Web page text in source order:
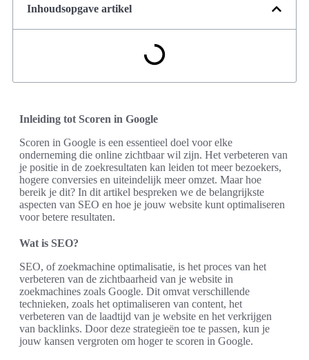
Inhoudsopgave artikel
Inleiding tot Scoren in Google
Scoren in Google is een essentieel doel voor elke
onderneming die online zichtbaar wil zijn. Het verbeteren van
je positie in de zoekresultaten kan leiden tot meer bezoekers,
hogere conversies en uiteindelijk meer omzet. Maar hoe
bereik je dit? In dit artikel bespreken we de belangrijkste
aspecten van SEO en hoe je jouw website kunt optimaliseren
voor betere resultaten.
Wat is SEO?
SEO, of zoekmachine optimalisatie, is het proces van het
verbeteren van de zichtbaarheid van je website in
zoekmachines zoals Google. Dit omvat verschillende
technieken, zoals het optimaliseren van content, het
verbeteren van de laadtijd van je website en het verkrijgen
van backlinks. Door deze strategieën toe te passen, kun je
jouw kansen vergroten om hoger te scoren in Google.